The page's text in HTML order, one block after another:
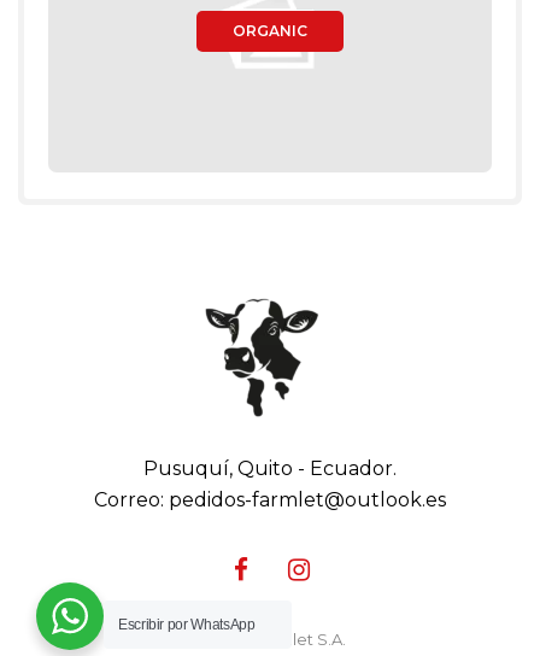
ORGANIC
Pusuquí, Quito - Ecuador.
Correo: pedidos-farmlet@outlook.es
© 2023 Farmlet S.A.
Escribir por WhatsApp